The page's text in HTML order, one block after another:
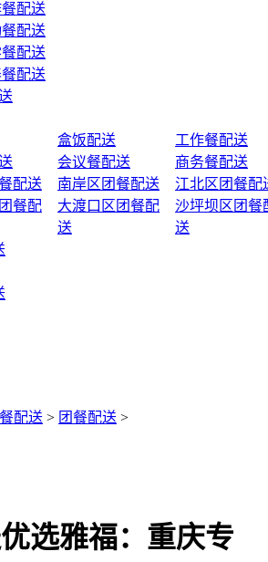
配送
配送
配送
配送
盒饭配送
工作餐配送
会议餐配送
商务餐配送
配送
南岸区团餐配送
江北区团餐配
餐配
大渡口区团餐配
送
沙坪坝区团餐
送
配送 > 团餐配送 >
选雅福：重庆专